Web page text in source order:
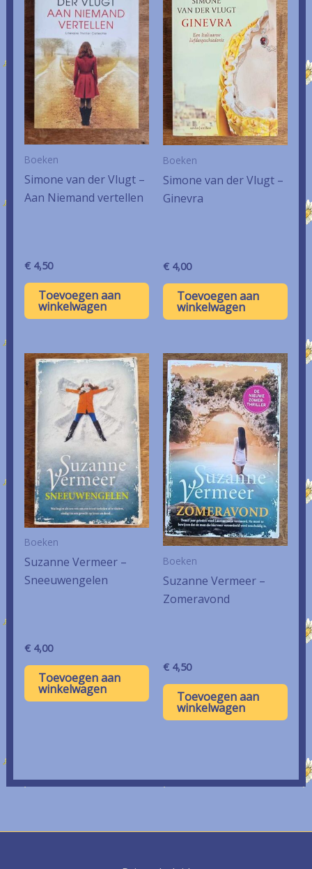
Boeken
Simone van der Vlugt –
Aan Niemand vertellen
€4,50
Toevoegen aan
winkelwagen
Boeken
Simone van der Vlugt –
Ginevra
€ 4,00
Toevoegen aan
winkelwagen
Boeken
Suzanne Vermeer –
Sneeuwengelen
€4,00
Toevoegen aan
winkelwagen
Boeken
Suzanne Vermeer –
Zomeravond
€ 4,50
Toevoegen aan
winkelwagen